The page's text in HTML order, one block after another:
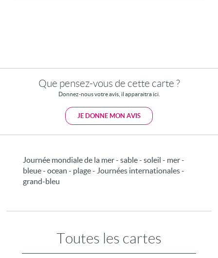
Que pensez-vous de cette carte ?
Donnez-nous votre avis, il apparaitra ici.
JE DONNE MON AVIS
Journée mondiale de la mer - sable - soleil - mer -
bleue - ocean - plage - Journées internationales -
grand-bleu
Toutes les cartes